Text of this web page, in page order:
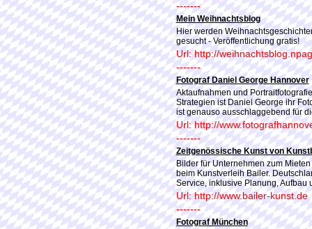
-------
Mein Weihnachtsblog
Hier werden
gesucht - Veröffentlichung gratis!
Url: http://
-------
Fotograf Daniel George Hannover
Aktaufnahmen und
Strategien ist Daniel George ihr
ist genauso ausschlaggebend für
Url: http://
-------
Zeitgenössische Kunst von
Bilder für Unternehmen zum
beim Kunstverleih Bailer.
Service, inklusive Planung,
Url: http://www.bailer-kunst.de
-------
Fotograf München